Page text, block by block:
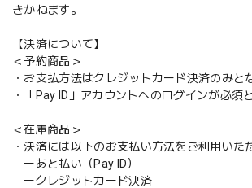
きかねます。
【決済について】
＜予約商品＞
・お支払方法はクレジットカード決済のみと
・「Pay ID」アカウントへのログインが必須
＜在庫商品＞
・決済には以下のお支払い方法をご利用いた
ーあと払い（Pay ID）
ークレジットカード決済